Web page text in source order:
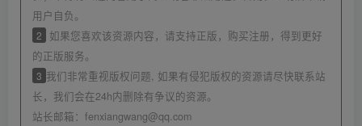
用户自负。
2
如果您喜欢该资源内容，请支持正版，购买注册，得到更好
的正版服务。
3 我们非常重视版权问题, 如果有侵犯版权的资源请尽快联系站
长，我们会在24h内删除有争议的资源。
站长邮箱： fenxiangwang@qq.com